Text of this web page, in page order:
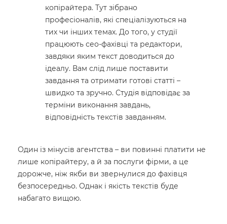
копірайтера. Тут зібрано
професіоналів, які спеціалізуються на
тих чи інших темах. До того, у студії
працюють сео-фахівці та редактори,
завдяки яким текст доводиться до
ідеалу. Вам слід лише поставити
завдання та отримати готові статті –
швидко та зручно. Студія відповідає за
терміни виконання завдань,
відповідність текстів завданням.
Один із мінусів агентства – ви повинні платити не
лише копірайтеру, а й за послуги фірми, а це
дорожче, ніж якби ви звернулися до фахівця
безпосередньо. Однак і якість текстів буде
набагато вищою.